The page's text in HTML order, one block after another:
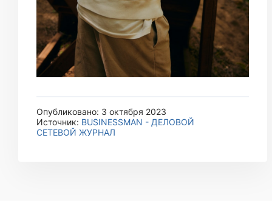
Опубликовано: 3 октября 2023
Источник: BUSINESSMAN - ДЕЛОВОЙ
СЕТЕВОЙ ЖУРНАЛ